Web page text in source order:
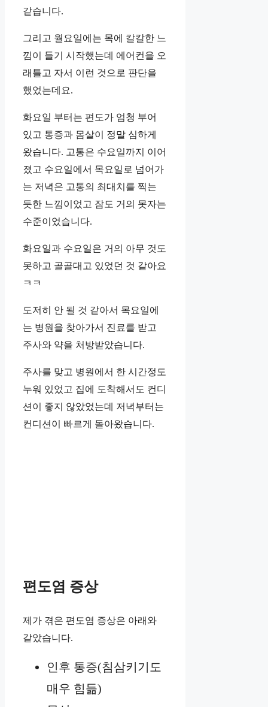
같습니다.
그리고 월요일에는 목에 칼칼한 느
낌이 들기 시작했는데 에어컨을 오
래틀고 자서 이런 것으로 판단을
했었는데요.
화요일 부터는 편도가 엄청 부어
있고 통증과 몸살이 정말 심하게
왔습니다. 고통은 수요일까지 이어
졌고 수요일에서 목요일로 넘어가
는 저녁은 고통의 최대치를 찍는
듯한 느낌이었고 잠도 거의 못자는
수준이었습니다.
화요일과 수요일은 거의 아무 것도
못하고 골골대고 있었던 것 같아요
ㅋㅋ
도저히 안 될 것 같아서 목요일에
는 병원을 찾아가서 진료를 받고
주사와 약을 처방받았습니다.
주사를 맞고 병원에서 한 시간정도
누워 있었고 집에 도착해서도 컨디
션이 좋지 않았었는데 저녁부터는
컨디션이 빠르게 돌아왔습니다.
편도염 증상
제가 겪은 편도염 증상은 아래와
같았습니다.
인후 통증(침삼키기도
매우 힘듦)